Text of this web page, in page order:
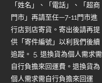
「姓名」、「電話」、「超商
門市」再請至任—7-11門市進
行店到店寄貨。寄出後請再提
供「寄件編號」以利我們後續
追蹤。 5. 退換貨為個人需求需
自行負擔來回運費。退換貨為
個人需求需自行負擔來回運